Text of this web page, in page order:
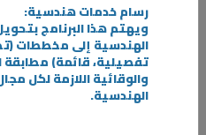
الحماية المدنية للأفراد والممتلكات
رسام خدمات هندسية:
ويهتم هذا البرنامج
الهندسية إلى مخططات
تفصيلية، قائمة) مطابقة
والوقائية اللازمة لكل
الهندسية.